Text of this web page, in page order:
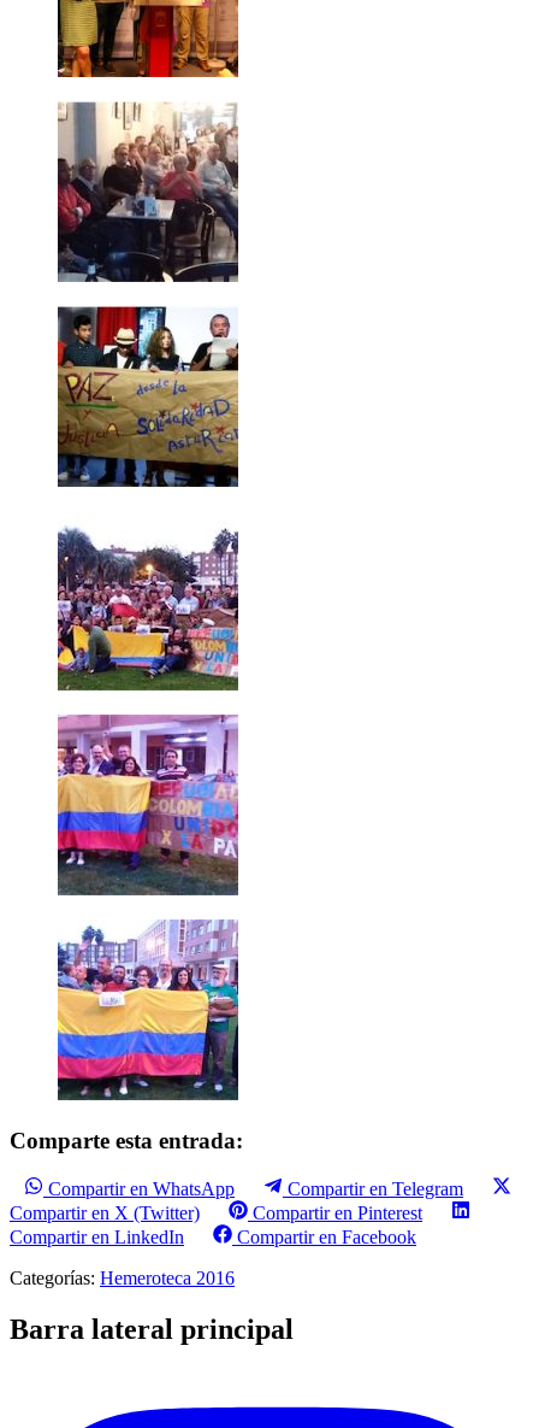
Comparte esta entrada:
Compartir en WhatsApp
Compartir en Telegram
Compartir en X (Twitter)
Compartir en Pinterest
Compartir en LinkedIn
Compartir en Facebook
Categorías: Hemeroteca 2016
Barra lateral principal